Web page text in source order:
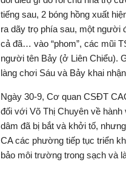
tiếng sau, 2 bóng hồng xuất
ra dãy trọ phía sau, một
cả đã… vào “phom”, các mũi
người tên Bảy (ở Liên Chiểu).
làng chơi Sáu và Bảy khai
Ngày 30-9, Cơ quan CSĐT
đối với Võ Thị Chuyên về
dâm đã bị bắt và khởi tố,
CA các phường tiếp tục triển
bảo môi trường trong sạch và